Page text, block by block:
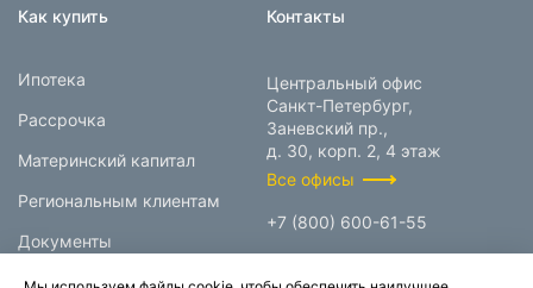
Как купить
Ипотека
Рассрочка
Материнский капитал
Региональным клиентам
Документы
Контакты
Центральный офис
Санкт-Петербург,
Заневский пр.,
д. 30, корп. 2, 4 этаж
Все офисы
+7 (800) 600-61-55